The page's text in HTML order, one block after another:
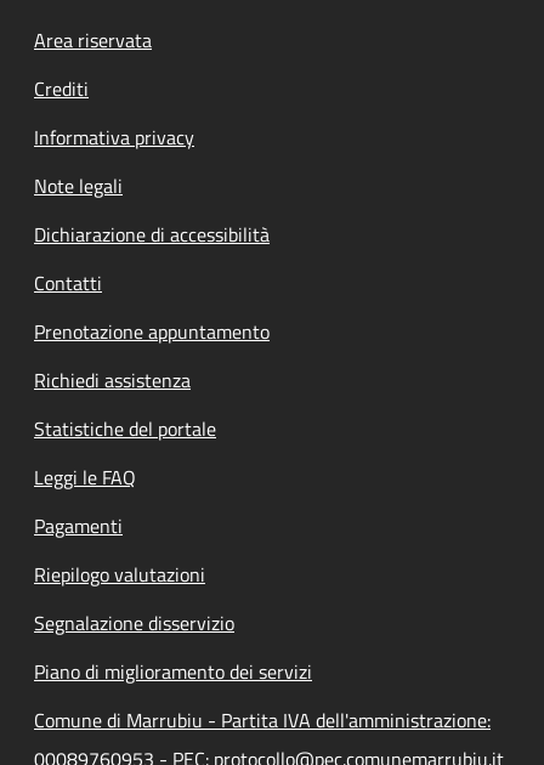
Footer menu
Area riservata
Crediti
Informativa privacy
Note legali
Dichiarazione di accessibilità
Contatti
Prenotazione appuntamento
Richiedi assistenza
Statistiche del portale
Leggi le FAQ
Pagamenti
Riepilogo valutazioni
Segnalazione disservizio
Piano di miglioramento dei servizi
Comune di Marrubiu - Partita IVA dell'amministrazione:
00089760953 - PEC: protocollo@pec.comunemarrubiu.it